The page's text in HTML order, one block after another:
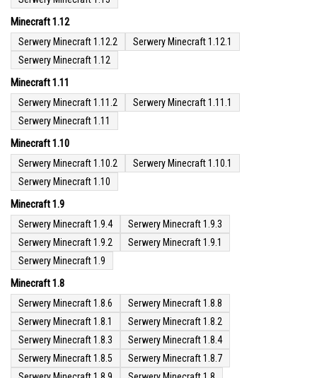
Minecraft 1.12
Serwery Minecraft 1.12.2
Serwery Minecraft 1.12.1
Serwery Minecraft 1.12
Minecraft 1.11
Serwery Minecraft 1.11.2
Serwery Minecraft 1.11.1
Serwery Minecraft 1.11
Minecraft 1.10
Serwery Minecraft 1.10.2
Serwery Minecraft 1.10.1
Serwery Minecraft 1.10
Minecraft 1.9
Serwery Minecraft 1.9.4
Serwery Minecraft 1.9.3
Serwery Minecraft 1.9.2
Serwery Minecraft 1.9.1
Serwery Minecraft 1.9
Minecraft 1.8
Serwery Minecraft 1.8.6
Serwery Minecraft 1.8.8
Serwery Minecraft 1.8.1
Serwery Minecraft 1.8.2
Serwery Minecraft 1.8.3
Serwery Minecraft 1.8.4
Serwery Minecraft 1.8.5
Serwery Minecraft 1.8.7